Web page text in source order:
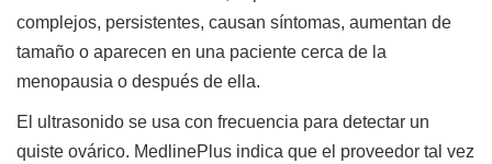
complejos, persistentes, causan síntomas, aumentan de
tamaño o aparecen en una paciente cerca de la
menopausia o después de ella.
El ultrasonido se usa con frecuencia para detectar un
quiste ovárico. MedlinePlus indica que el proveedor tal vez